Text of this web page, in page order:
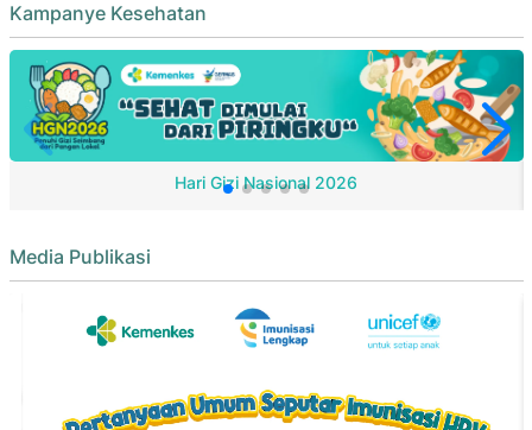
Kampanye Kesehatan
Hari Gizi Nasional 2026
Media Publikasi